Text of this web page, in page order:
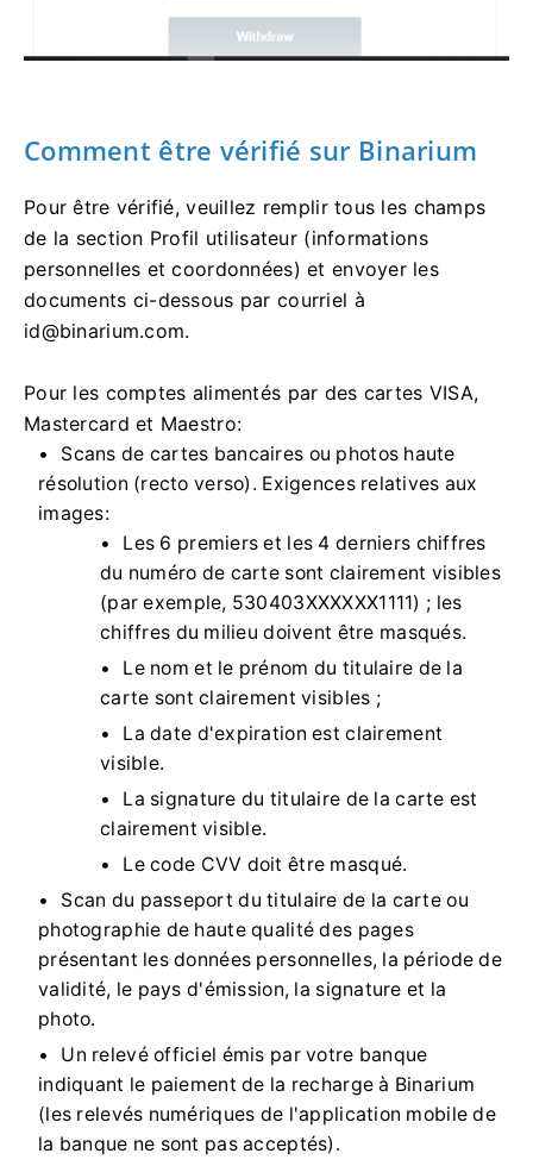
Comment être vérifié sur Binarium
Pour être vérifié, veuillez remplir tous les champs
de la section Profil utilisateur (informations
personnelles et coordonnées) et envoyer les
documents ci-dessous par courriel à
id@binarium.com.
Pour les comptes alimentés par des cartes VISA,
Mastercard et Maestro:
Scans de cartes bancaires ou photos haute
résolution (recto verso). Exigences relatives aux
images:
Les 6 premiers et les 4 derniers chiffres
du numéro de carte sont clairement visibles
(par exemple, 530403XXXXXX1111) ; les
chiffres du milieu doivent être masqués.
Le nom et le prénom du titulaire de la
carte sont clairement visibles ;
La date d'expiration est clairement
visible.
La signature du titulaire de la carte est
clairement visible.
Le code CVV doit être masqué.
Scan du passeport du titulaire de la carte ou
photographie de haute qualité des pages
présentant les données personnelles, la période de
validité, le pays d'émission, la signature et la
photo.
Un relevé officiel émis par votre banque
indiquant le paiement de la recharge à Binarium
(les relevés numériques de l'application mobile de
la banque ne sont pas acceptés).